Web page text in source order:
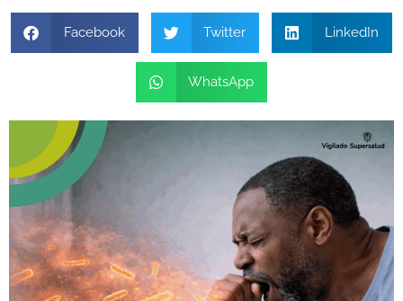
Facebook Twitter LinkedIn
WhatsApp